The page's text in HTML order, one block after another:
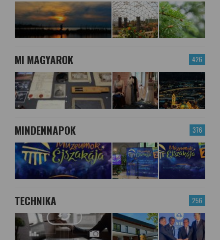
426
MI MAGYAROK
376
MINDENNAPOK
256
TECHNIKA